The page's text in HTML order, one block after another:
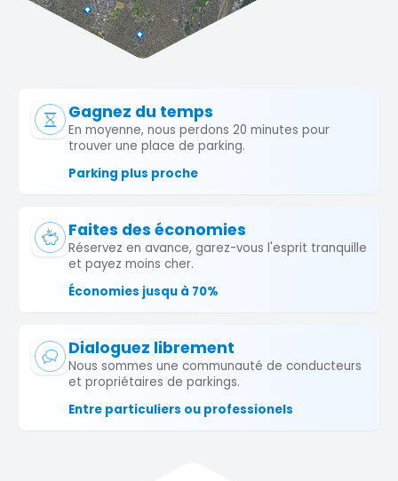
Gagnez du temps
En moyenne, nous perdons 20 minutes pour
trouver une place de parking.
Parking plus proche
Faites des économies
Réservez en avance, garez-vous l'esprit tranquille
et payez moins cher.
Économies jusqu à 70%
Dialoguez librement
Nous sommes une communauté de conducteurs
et propriétaires de parkings.
Entre particuliers ou professionels